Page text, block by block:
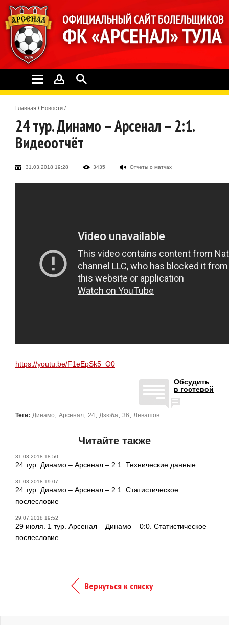
Главная / Новости /
24 тур. Динамо – Арсенал – 2:1.
Видеоотчёт
31.03.2018 19:28 3435 Отчеты о матчах
https://youtu.be/F1eEpSk5_O0
Обсудить
в гостевой
Теги: Динамо Арсенал 24 Дзюба 36 Левашов
Читайте также
31.03.2018 18:50
24 тур. Динамо – Арсенал – 2:1. Технические данные
31.03.2018 19:07
24 тур. Динамо – Арсенал – 2:1. Статистическое
послесловие
29.07.2018 19:52
29 июля. 1 тур. Арсенал – Динамо – 0:0. Статистическое
послесловие
Вернуться к списку